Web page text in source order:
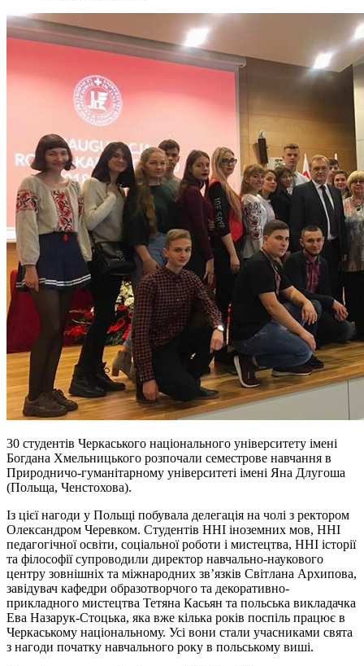
30 студентів Черкаського національного університету імені
Богдана Хмельницького розпочали семестрове навчання в
Природничо-гуманітарному університеті імені Яна Длугоша
(Польща, Ченстохова).
Із цієї нагоди у Польщі побувала делегація на чолі з ректором
Олександром Черевком. Студентів ННІ іноземних мов, ННІ
педагогічної освіти, соціальної роботи і мистецтва, ННІ історії
та філософії супроводили директор навчально-наукового
центру зовнішніх та міжнародних зв’язків Світлана Архипова,
завідувач кафедри образотворчого та декоративно-
прикладного мистецтва Тетяна Касьян та польська викладачка
Ева Назарук-Стоцька, яка вже кілька років поспіль працює в
Черкаському національному. Усі вони стали учасниками свята
з нагоди початку навчального року в польському виші.